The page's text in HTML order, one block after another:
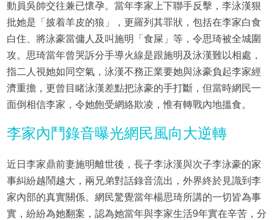
動員吳帥交往兼已懷孕。當年李家上下聯手反擊，李泳漢狠
批她是「披着羊皮的狼」，更羅列其罪狀，包括在李家白食
白住、將泳豪當傭人及叫施明「食屎」等，令思琦被全城圍
攻。思琦當年曾哭訴分手導火線是跟施明及泳漢難以相處，
指二人視她如同空氣，泳漢不務正業要她與泳豪負起李家經
濟重擔，更曾目睹泳漢差點把泳豪的手打斷，但當時網民一
面倒相信李家，令她飽受網絡欺凌，惟有轉戰內地搵食。
李家內鬥錄音曝光網民風向大逆轉
近日李家鼎前妻施明離世後，長子李泳漢與次子李泳豪的家
事糾紛越鬧越大，兩兄弟對話錄音流出，外界終於見識到李
家內部的真實關係。網民驚覺當年楊思琦所講的一切皆為事
實，紛紛為她翻案，認為她當年與李家生活9年實在辛苦，分